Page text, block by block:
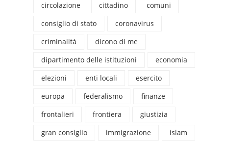
circolazione
cittadino
comuni
consiglio di stato
coronavirus
criminalità
dicono di me
dipartimento delle istituzioni
economia
elezioni
enti locali
esercito
europa
federalismo
finanze
frontalieri
frontiera
giustizia
gran consiglio
immigrazione
islam